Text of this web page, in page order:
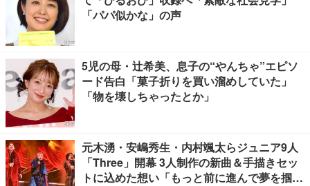
「パパ似かな」の声
5児の母・辻希美、息子の“やんちゃ”エピソ
ード告白「菓子折りを買い溜めしていた」
「物を壊しちゃったとか」
元木湧・安嶋秀生・内村颯太らジュニア9人
「Three」開幕 3人制作の新曲＆手描きセッ
トに込めた想い「もっと前に進んで夢を掴み